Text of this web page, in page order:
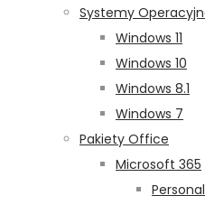
Systemy
Windows 11
Windows 10
Windows 8.1
Windows 7
Pakiety Office
Microsoft 365
Personal